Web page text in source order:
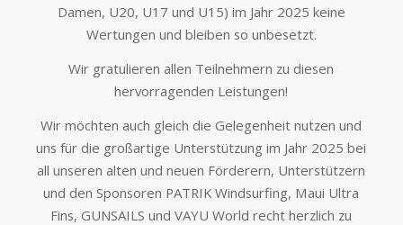
Damen, U20, U17 und U15) im Jahr 2025 keine
Wertungen und bleiben so unbesetzt.
Wir gratulieren allen Teilnehmern zu diesen
hervorragenden Leistungen!
Wir möchten auch gleich die Gelegenheit nutzen und
uns für die großartige Unterstützung im Jahr 2025 bei
all unseren alten und neuen Förderern, Unterstützern
und den Sponsoren PATRIK Windsurfing, Maui Ultra
Fins, GUNSAILS und VAYU World recht herzlich zu